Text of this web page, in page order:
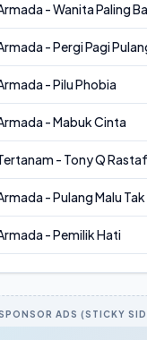
- Wanita Paling
- Pergi Pagi
- Pilu Phobia
- Mabuk Cinta
- Tony Q
- Pulang Malu Tak
- Pemilik Hati
ADS (STICKY